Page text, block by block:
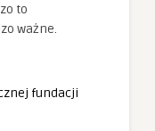
to
ważne.